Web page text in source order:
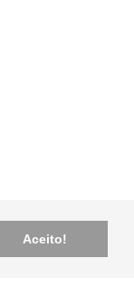
Aceito!